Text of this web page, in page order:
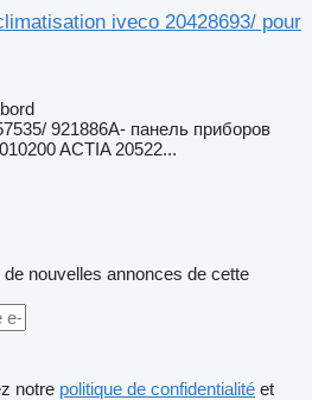
iveco 20428693/ pour
921886A- панель приборов
ACTIA 20522...
nouvelles annonces de cette
notre politique de confidentialité et